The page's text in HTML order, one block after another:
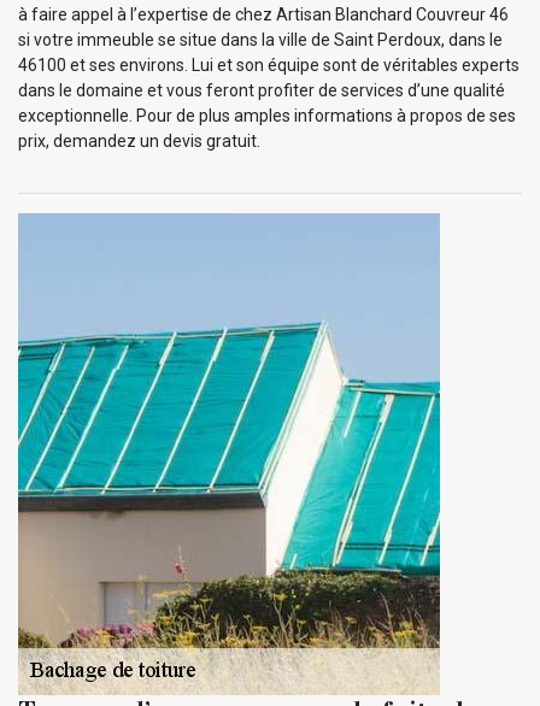
à faire appel à l’expertise de chez Artisan Blanchard Couvreur 46
si votre immeuble se situe dans la ville de Saint Perdoux, dans le
46100 et ses environs. Lui et son équipe sont de véritables experts
dans le domaine et vous feront profiter de services d’une qualité
exceptionnelle. Pour de plus amples informations à propos de ses
prix, demandez un devis gratuit.